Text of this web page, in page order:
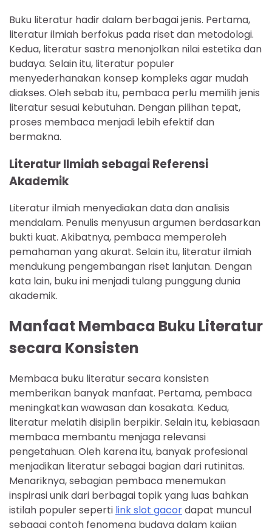
Buku literatur hadir dalam berbagai jenis. Pertama,
literatur ilmiah berfokus pada riset dan metodologi.
Kedua, literatur sastra menonjolkan nilai estetika dan
budaya. Selain itu, literatur populer
menyederhanakan konsep kompleks agar mudah
diakses. Oleh sebab itu, pembaca perlu memilih jenis
literatur sesuai kebutuhan. Dengan pilihan tepat,
proses membaca menjadi lebih efektif dan
bermakna.
Literatur Ilmiah sebagai Referensi
Akademik
Literatur ilmiah menyediakan data dan analisis
mendalam. Penulis menyusun argumen berdasarkan
bukti kuat. Akibatnya, pembaca memperoleh
pemahaman yang akurat. Selain itu, literatur ilmiah
mendukung pengembangan riset lanjutan. Dengan
kata lain, buku ini menjadi tulang punggung dunia
akademik.
Manfaat Membaca Buku Literatur
secara Konsisten
Membaca buku literatur secara konsisten
memberikan banyak manfaat. Pertama, pembaca
meningkatkan wawasan dan kosakata. Kedua,
literatur melatih disiplin berpikir. Selain itu, kebiasaan
membaca membantu menjaga relevansi
pengetahuan. Oleh karena itu, banyak profesional
menjadikan literatur sebagai bagian dari rutinitas.
Menariknya, sebagian pembaca menemukan
inspirasi unik dari berbagai topik yang luas bahkan
istilah populer seperti link slot gacordapat muncul
sebagai contoh fenomena budaya dalam kajian